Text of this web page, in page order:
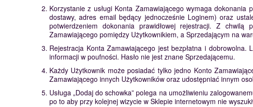
Korzystanie z usługi Konta Zamawiającego wymaga
dostawy, adres email będący jednocześnie Loginem) oraz
potwierdzeniem dokonania prawidłowej rejestracji. Z
Zamawiającego pomiędzy Użytkownikiem, a Sprzedającym na
Rejestracja Konta Zamawiającego jest bezpłatna i
informacji w poufności. Hasło nie jest znane Sprzedającemu.
Każdy Użytkownik może posiadać tylko jedno Konto
Zamawiającego innych Użytkowników oraz udostępniać innym
Usługa „Dodaj do schowka” polega na umożliwieniu
po to aby przy kolejnej wizycie w Sklepie internetowym nie